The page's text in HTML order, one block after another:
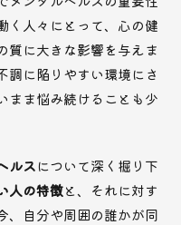
く人々にとって、心の健
質に大きな影響を与えま
調に陥りやすい環境にさ
まま悩み続けることも少
ルスについて深く掘り下
人の特徴と、それに対す
、自分や周囲の誰かが同